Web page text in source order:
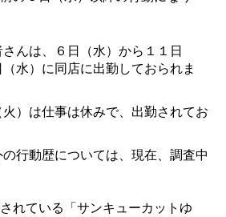
さんは、６日（水）から１１日
（水）に同店に出勤しておられま
火）は仕事は休みで、出勤されてお
の行動歴については、現在、調査中
れている「サンキューカットゆ